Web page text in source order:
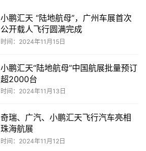
小鹏汇天 “陆地航母”，广州车展首次
公开载人飞行圆满完成
时间：2024年11月15日
小鹏汇天“陆地航母”中国航展批量预订
超2000台
时间：2024年11月13日
‌奇瑞、广汽、小鹏汇天飞行汽车亮相
珠海航展
时间：2024年11月12日